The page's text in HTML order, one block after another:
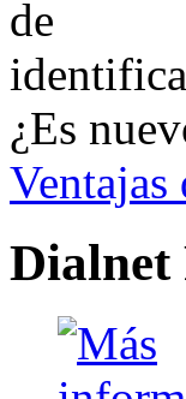
¿Es
Ventajas
Dialnet